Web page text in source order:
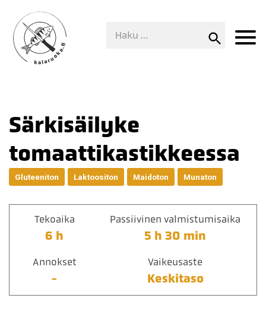
Särkisäilyke
tomaattikastikkeessa
Gluteeniton Laktoositon Maidoton Munaton
Tekoaika
6 h
Passiivinen valmistumisaika
5 h 30 min
Annokset
-
Vaikeusaste
Keskitaso